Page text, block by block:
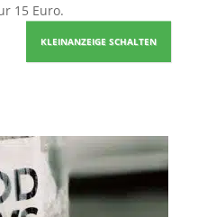
15 Euro.
KLEINANZEIGE SCHALTEN